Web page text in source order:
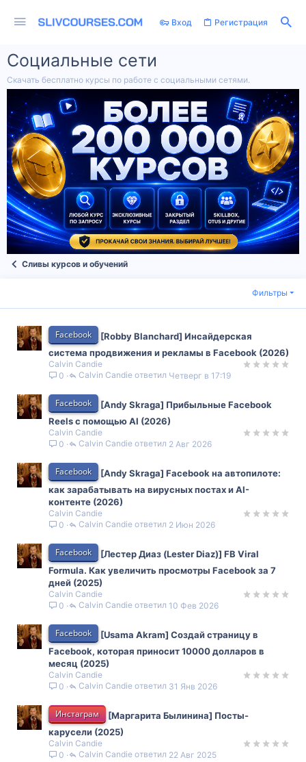
Вход Регистрация
Социальные сети
Скачать бесплатно курсы по работе с социальными сетями.
Сливы курсов и обучений
Фильтры
Facebook
[Robby Blanchard] Инсайдерская
система продвижения и рекламы в Facebook (2026)
Calvin Candie
0
Четверг в 17:19
Calvin Candie
Facebook
[Andy Skraga] Прибыльные Facebook
Reels с помощью AI (2026)
Calvin Candie
0
2 Авг 2026
Calvin Candie
Facebook
[Andy Skraga] Facebook на автопилоте:
как зарабатывать на вирусных постах и AI-
контенте (2026)
Calvin Candie
0
2 Июн 2026
Calvin Candie
Facebook
[Лестер Диаз (Lester Diaz)] FB Viral
Formula. Как увеличить просмотры Facebook за 7
дней (2025)
Calvin Candie
0
10 Фев 2026
Calvin Candie
Facebook
[Usama Akram] Создай страницу в
Facebook, которая приносит 10000 долларов в
месяц (2025)
Calvin Candie
0
31 Янв 2026
Calvin Candie
Инстаграм
[Маргарита Былинина] Посты-
карусели (2025)
Calvin Candie
0
22 Авг 2025
Calvin Candie